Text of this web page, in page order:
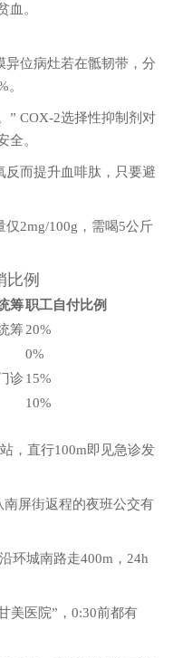
血。
异位病灶若在骶韧带，分
” COX-2选择性抑制剂对
全。
反而提升血啡肽，只要避
仅2mg/100g，需喝5公斤
比例
筹职工自付比例
筹20%
0%
诊 15%
10%
，直行100m即见急诊发
屏街返程的夜班公交有
环城南路走400m，24h
美医院”，0:30前都有